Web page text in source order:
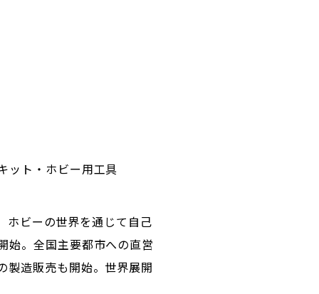
ット・ホビー用工具
ビーの世界を通じて自己
始。全国主要都市への直営
製造販売も開始。世界展開